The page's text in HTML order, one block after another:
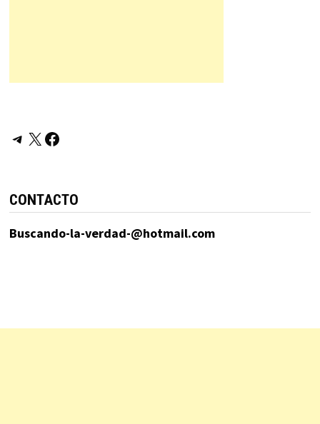
Telegram
X Facebook
CONTACTO
Buscando-la-verdad-@hotmail.com